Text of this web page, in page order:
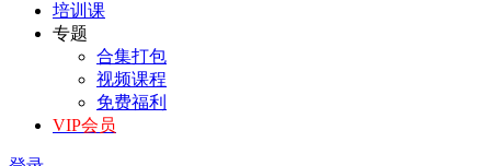
培训课
专题
合集打包
视频课程
免费福利
VIP会员